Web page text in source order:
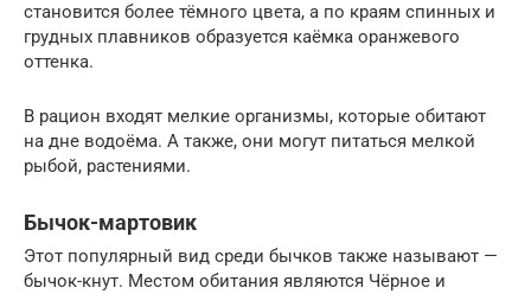
становится более тёмного цвета, а по краям спинных и
грудных плавников образуется каёмка оранжевого
оттенка.
В рацион входят мелкие организмы, которые обитают
на дне водоёма. А также, они могут питаться мелкой
рыбой, растениями.
Бычок-мартовик
Этот популярный вид среди бычков также называют —
бычок-кнут. Местом обитания являются Чёрное и